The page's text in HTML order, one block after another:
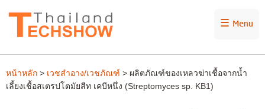
☰ Menu
หน้าหลัก > เวชสำอาง/เวชภัณฑ์ > ผลิตภัณฑ์ของเหลวฆ่าเชื้อจากน้ำ
เลี้ยงเชื้อสเตรปโตมัยสีท เคบีหนึ่ง (Streptomyces sp. KB1)